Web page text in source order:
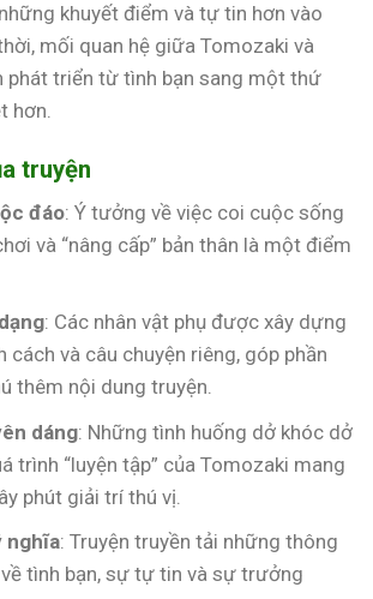
khuyết điểm và tự tin hơn vào
mối quan hệ giữa Tomozaki và
phát triển từ tình bạn sang một thứ
hơn.
truyện
đáo: Ý tưởng về việc coi cuộc sống
và “nâng cấp” bản thân là một điểm
: Các nhân vật phụ được xây dựng
cách và câu chuyện riêng, góp phần
thêm nội dung truyện.
dáng: Những tình huống dở khóc dở
trình “luyện tập” của Tomozaki mang
phút giải trí thú vị.
nghĩa: Truyện truyền tải những thông
tình bạn, sự tự tin và sự trưởng